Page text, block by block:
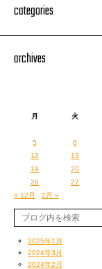
categories
archives
月 火
5
6
12
13
19
20
26
27
« 12月
2月 »
2025年1月
2024年3月
2024年2月